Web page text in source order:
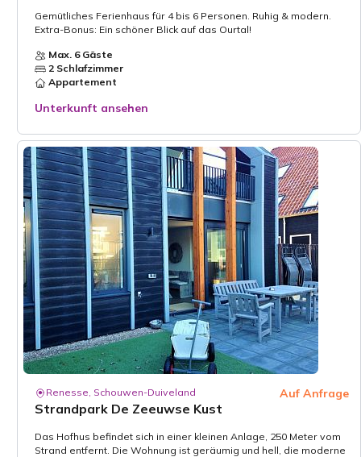
Gemütliches Ferienhaus für 4 bis 6 Personen. Ruhig & modern.
Extra-Bonus: Ein schöner Blick auf das Ourtal!
Max. 6 Gäste
2 Schlafzimmer
Appartement
Unterkunft ansehen
Renesse, Schouwen-Duiveland
Strandpark De Zeeuwse Kust
Auf Anfrage
Das Hofhus befindet sich in einer kleinen Anlage, 250 Meter vom
Strand entfernt. Die Wohnung ist geräumig und hell, die moderne